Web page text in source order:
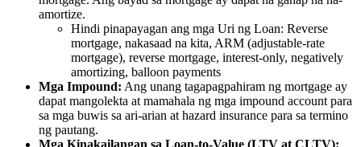
amortize.
Hindi pinapayagan ang mga Uri ng Loan: Reverse
mortgage, nakasaad na kita, ARM (adjustable-rate
mortgage), reverse mortgage, interest-only, negatively
amortizing, balloon payments
Mga Impound: Ang unang tagapagpahiram ng mortgage ay
dapat mangolekta at mamahala ng mga impound account para
sa mga buwis sa ari-arian at hazard insurance para sa termino
ng pautang.
Mga Kinakailangan sa Loan-to-Value (LTV at CLTV):